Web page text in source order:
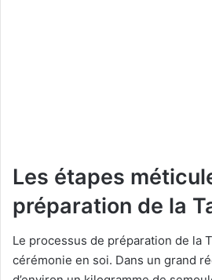
Les étapes
préparation de la
Le processus de préparation de la
cérémonie en soi. Dans un grand